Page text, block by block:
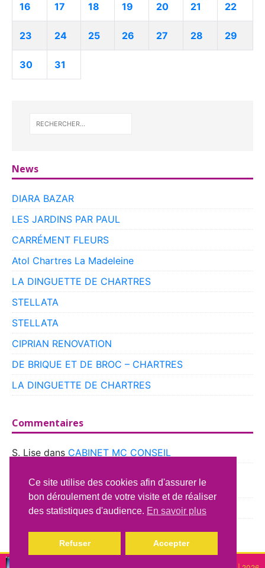
16 17 18 19 20 21 22
23 24 25 26 27 28 29
30 31
News
DIARA BAZAR
LES JARDINS PAR PAUL
CARRÉMENT FLEURS
Atol Chartres La Madeleine
LA DINGUETTE DE CHARTRES
STELLATA
STELLATA
CIPRIAN RENOVATION
DE BRIQUE ET DE BROC – CHARTRES
LA DINGUETTE DE CHARTRES
Commentaires
S. Lise dans CABINET MC CONSEIL
BEAUCE
Richard LaverydansATELIER DU CAMPING CAR
Ce site utilise des cookies afin d'assurer le
bon déroulement de votre visite et de réaliser
des statistiques d'audience. En savoir plus
Refuser Accepter